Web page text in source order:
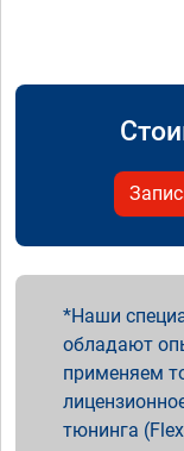
Наши
обладают
применяем
тюнинга